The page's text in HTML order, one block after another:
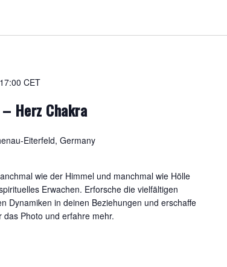
Herz Chakra
CET
Eiterfeld, Germany
wie der Himmel und manchmal wie Hölle
Erwachen. Erforsche die vielfältigen
Dynamiken in deinen Beziehungen und erschaffe
Photo und erfahre mehr.